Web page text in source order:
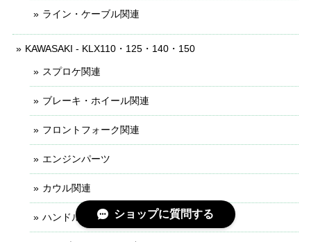
ライン・ケーブル関連
KAWASAKI - KLX110・125・140・150
スプロケ関連
ブレーキ・ホイール関連
フロントフォーク関連
エンジンパーツ
カウル関連
ハンドル・レバー関連ショップに質問する